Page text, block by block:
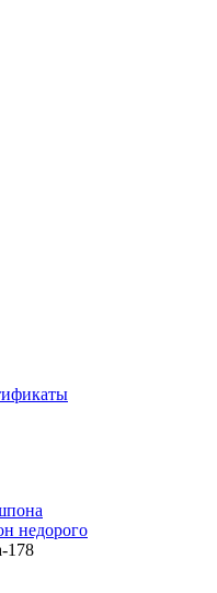
недорого
178